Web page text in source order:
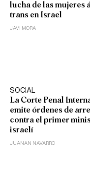
lucha de las mujeres
trans en Israel
JAVI MORA
SOCIAL
La Corte Penal
emite órdenes de
contra el primer
israelí
JUANAN NAVARRO